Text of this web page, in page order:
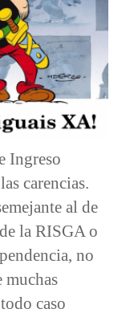
Ingreso
carencias.
al de
la RISGA o
no
caso